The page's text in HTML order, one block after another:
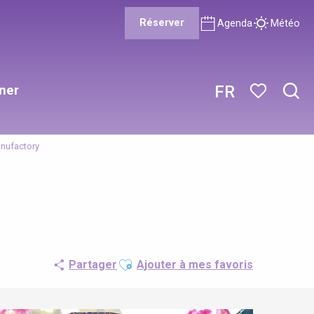
FR
Réserver Agenda Météo
Partager Ajouter aux favoris
Ajouter à mes favoris